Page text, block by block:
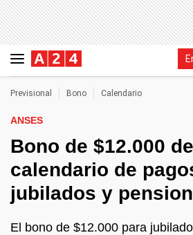
Previsional Bono Calendario
ANSES
Bono de $12.000
calendario de
jubilados y
El bono de $12.000 para